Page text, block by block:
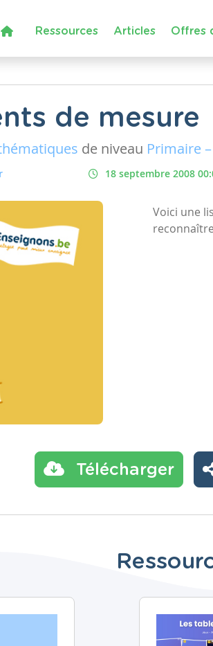
Ressources Articles Offres
de mesure
de niveau Primaire
18 septembre 2008
Voici une
Télécharger